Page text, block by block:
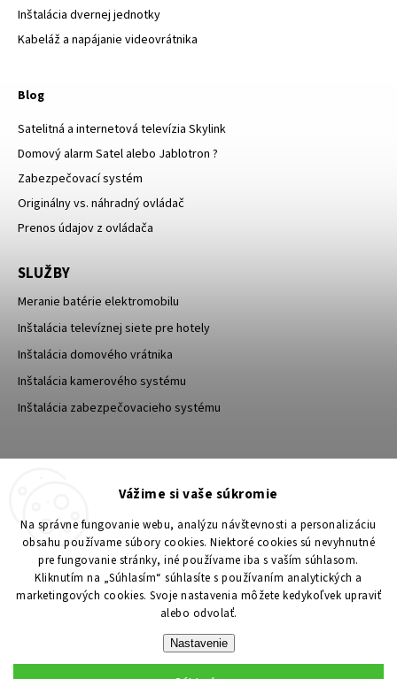
Vážime si vaše súkromie
Na správne fungovanie webu, analýzu návštevnosti a personalizáciu
obsahu používame súbory cookies. Niektoré cookies sú nevyhnutné
pre fungovanie stránky, iné používame iba s vaším súhlasom.
Kliknutím na „Súhlasím“ súhlasíte s používaním analytických a
marketingových cookies. Svoje nastavenia môžete kedykoľvek upraviť
alebo odvolať.
Nastavenie
Inštalácia dvernej jednotky
Kabeláž a napájanie videovrátnika
Blog
Satelitná a internetová televízia Skylink
Domový alarm Satel alebo Jablotron ?
Zabezpečovací systém
Originálny vs. náhradný ovládač
Prenos údajov z ovládača
SLUŽBY
Meranie batérie elektromobilu
Inštalácia televíznej siete pre hotely
Inštalácia domového vrátnika
Inštalácia kamerového systému
Inštalácia zabezpečovacieho systému